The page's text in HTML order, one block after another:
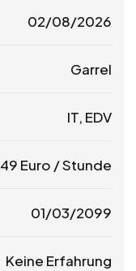
02/08/2026
Garrel
IT, EDV
49 Euro / Stunde
01/03/2099
Keine Erfahrung